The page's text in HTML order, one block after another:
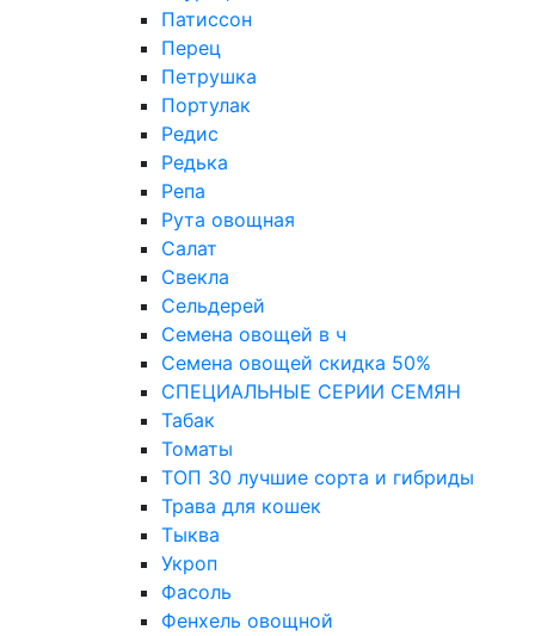
Патиссон
Перец
Петрушка
Портулак
Редис
Редька
Репа
Рута овощная
Салат
Свекла
Сельдерей
Семена овощей в ч
Семена овощей скидка 50%
СПЕЦИАЛЬНЫЕ СЕРИИ СЕМЯН
Табак
Томаты
ТОП 30 лучшие сорта и гибриды
Трава для кошек
Тыква
Укроп
Фасоль
Фенхель овощной